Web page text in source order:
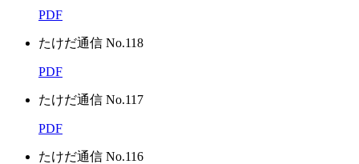
PDF
たけだ通信 No.118
PDF
たけだ通信 No.117
PDF
たけだ通信 No.116